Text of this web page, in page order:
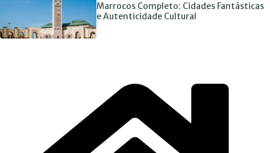
Marrocos Completo: Cidades Fantásticas
e Autenticidade Cultural